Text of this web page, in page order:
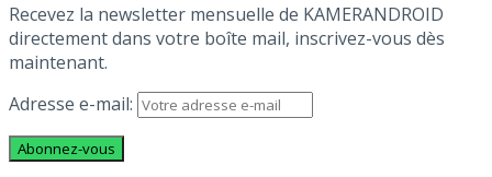
Recevez la newsletter mensuelle de KAMERANDROID
directement dans votre boîte mail, inscrivez-vous dès
maintenant.
Adresse e-mail: